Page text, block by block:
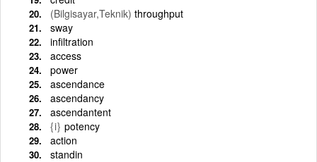
(Bilgisayar,Teknik) throughput
sway
infiltration
access
power
ascendance
ascendancy
ascendantent
{i} potency
action
standin